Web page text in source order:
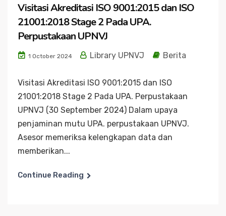
Visitasi Akreditasi ISO 9001:2015 dan ISO
21001:2018 Stage 2 Pada UPA.
Perpustakaan UPNVJ
1 October 2024 Library UPNVJ Berita
Visitasi Akreditasi ISO 9001:2015 dan ISO
21001:2018 Stage 2 Pada UPA. Perpustakaan
UPNVJ (30 September 2024) Dalam upaya
penjaminan mutu UPA. perpustakaan UPNVJ.
Asesor memeriksa kelengkapan data dan
memberikan...
Continue Reading